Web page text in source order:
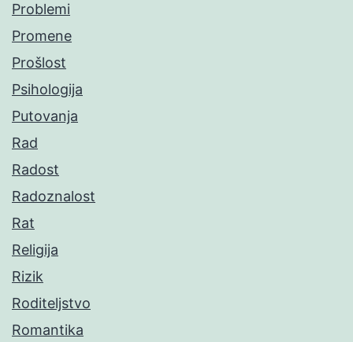
Problemi
Promene
Prošlost
Psihologija
Putovanja
Rad
Radost
Radoznalost
Rat
Religija
Rizik
Roditeljstvo
Romantika